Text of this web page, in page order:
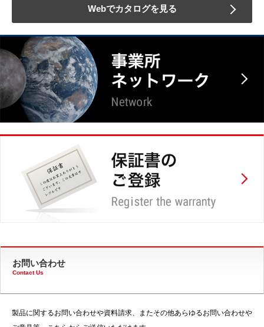
Webでカタログを見る
お問い合わせ
Contact Us
製品に関するお問い合わせや資料請求、またその他あらゆるお問い合わせや